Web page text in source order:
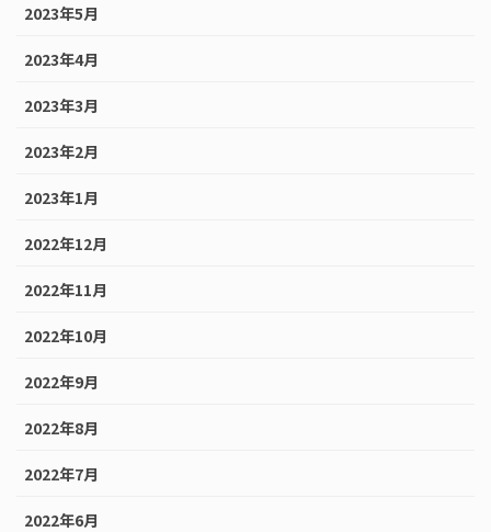
2023年5月
2023年4月
2023年3月
2023年2月
2023年1月
2022年12月
2022年11月
2022年10月
2022年9月
2022年8月
2022年7月
2022年6月